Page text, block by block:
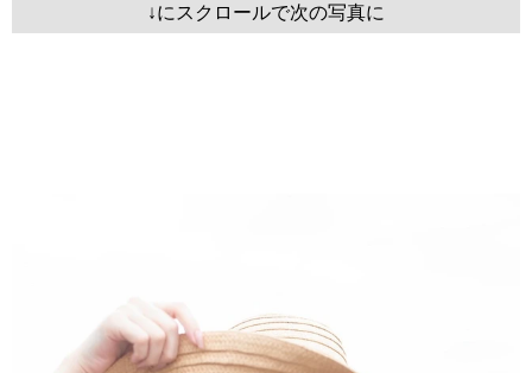
↓にスクロールで次の写真に